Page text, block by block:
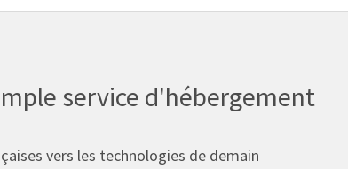
service d'hébergement
vers les technologies de demain